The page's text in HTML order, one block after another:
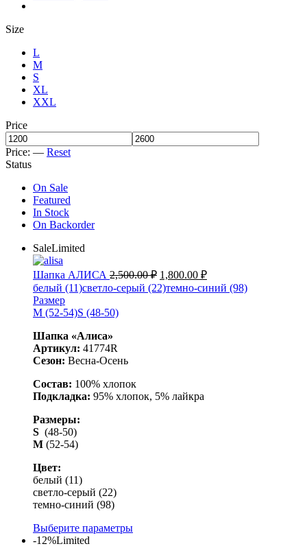
Size
L
M
S
XL
XXL
Price
Price: — Reset
Status
On Sale
Featured
In Stock
On Backorder
SaleLimited
Шапка АЛИСА 2,500.00₽ 1,800.00 ₽
белый (11)светло-серый (22)темно-синий (98)
Размер
M (52-54)S (48-50)
Шапка «Алиса»
Артикул: 41774R
Сезон: Весна-Осень
Состав: 100% хлопок
Подкладка: 95% хлопок, 5% лайкра
Размеры:
S (48-50)
M (52-54)
Цвет:
белый (11)
светло-серый (22)
темно-синий (98)
Выберите параметры
-12%Limited